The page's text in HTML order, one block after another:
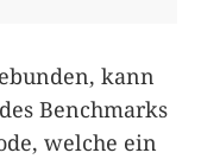
kann
Benchmarks
welche ein